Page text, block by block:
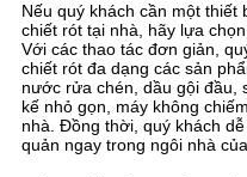
Nếu quý khách cần một thiết
chiết rót tại nhà, hãy lựa
Với các thao tác đơn giản,
chiết rót đa dạng các sản
nước rửa chén, dầu gội
kế nhỏ gọn, máy không
nhà. Đồng thời, quý khách
quản ngay trong ngôi nhà